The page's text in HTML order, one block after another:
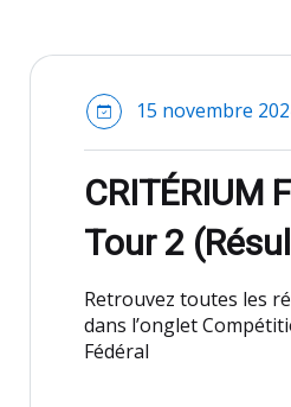
15 novembre
CRITÉRIUM
Tour 2
Retrouvez toutes les
dans l’onglet
Fédéral